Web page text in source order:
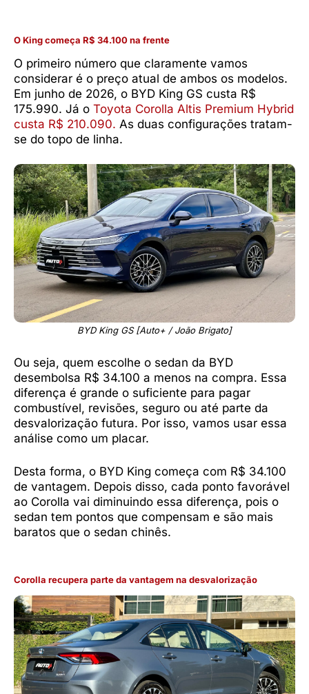
O King começa R$ 34.100 na frente
O primeiro número que claramente vamos
considerar é o preço atual de ambos os modelos.
Em junho de 2026, o BYD King GS custa R$
175.990. Já o Toyota Corolla Altis Premium Hybrid
custa R$ 210.090. As duas configurações tratam-
se do topo de linha.
BYD King GS [Auto+ / João Brigato]
Ou seja, quem escolhe o sedan da BYD
desembolsa R$ 34.100 a menos na compra. Essa
diferença é grande o suficiente para pagar
combustível, revisões, seguro ou até parte da
desvalorização futura. Por isso, vamos usar essa
análise como um placar.
Desta forma, o BYD King começa com R$ 34.100
de vantagem. Depois disso, cada ponto favorável
ao Corolla vai diminuindo essa diferença, pois o
sedan tem pontos que compensam e são mais
baratos que o sedan chinês.
Corolla recupera parte da vantagem na desvalorização